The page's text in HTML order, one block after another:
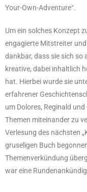
Your-Own-Adventure“.
Um ein solches Konzept
engagierte Mitstreiter
dankbar, dass sie sich so
kreative, dabei inhaltlich
hat. Hierbei wurde sie
erfahrener
um Dolores, Reginald
Themen miteinander zu
Verlesung des nächsten
gruseligen Buch
Themenverkündung
war eine